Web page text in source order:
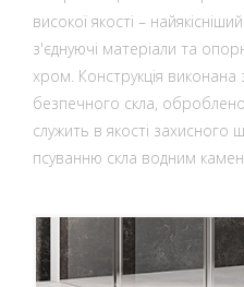
високої якості –
з'єднуючі матеріали та
хром. Конструкція
безпечного скла,
служить в якості захисного
псуванню скла водним